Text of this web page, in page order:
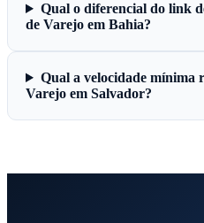
Qual o diferencial do link
de Varejo em Bahia?
Qual a velocidade mínima
Varejo em Salvador?